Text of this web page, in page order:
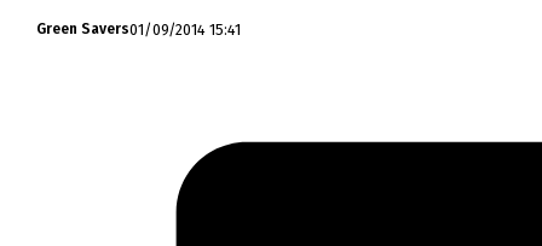
Green Savers01/09/2014 15:41